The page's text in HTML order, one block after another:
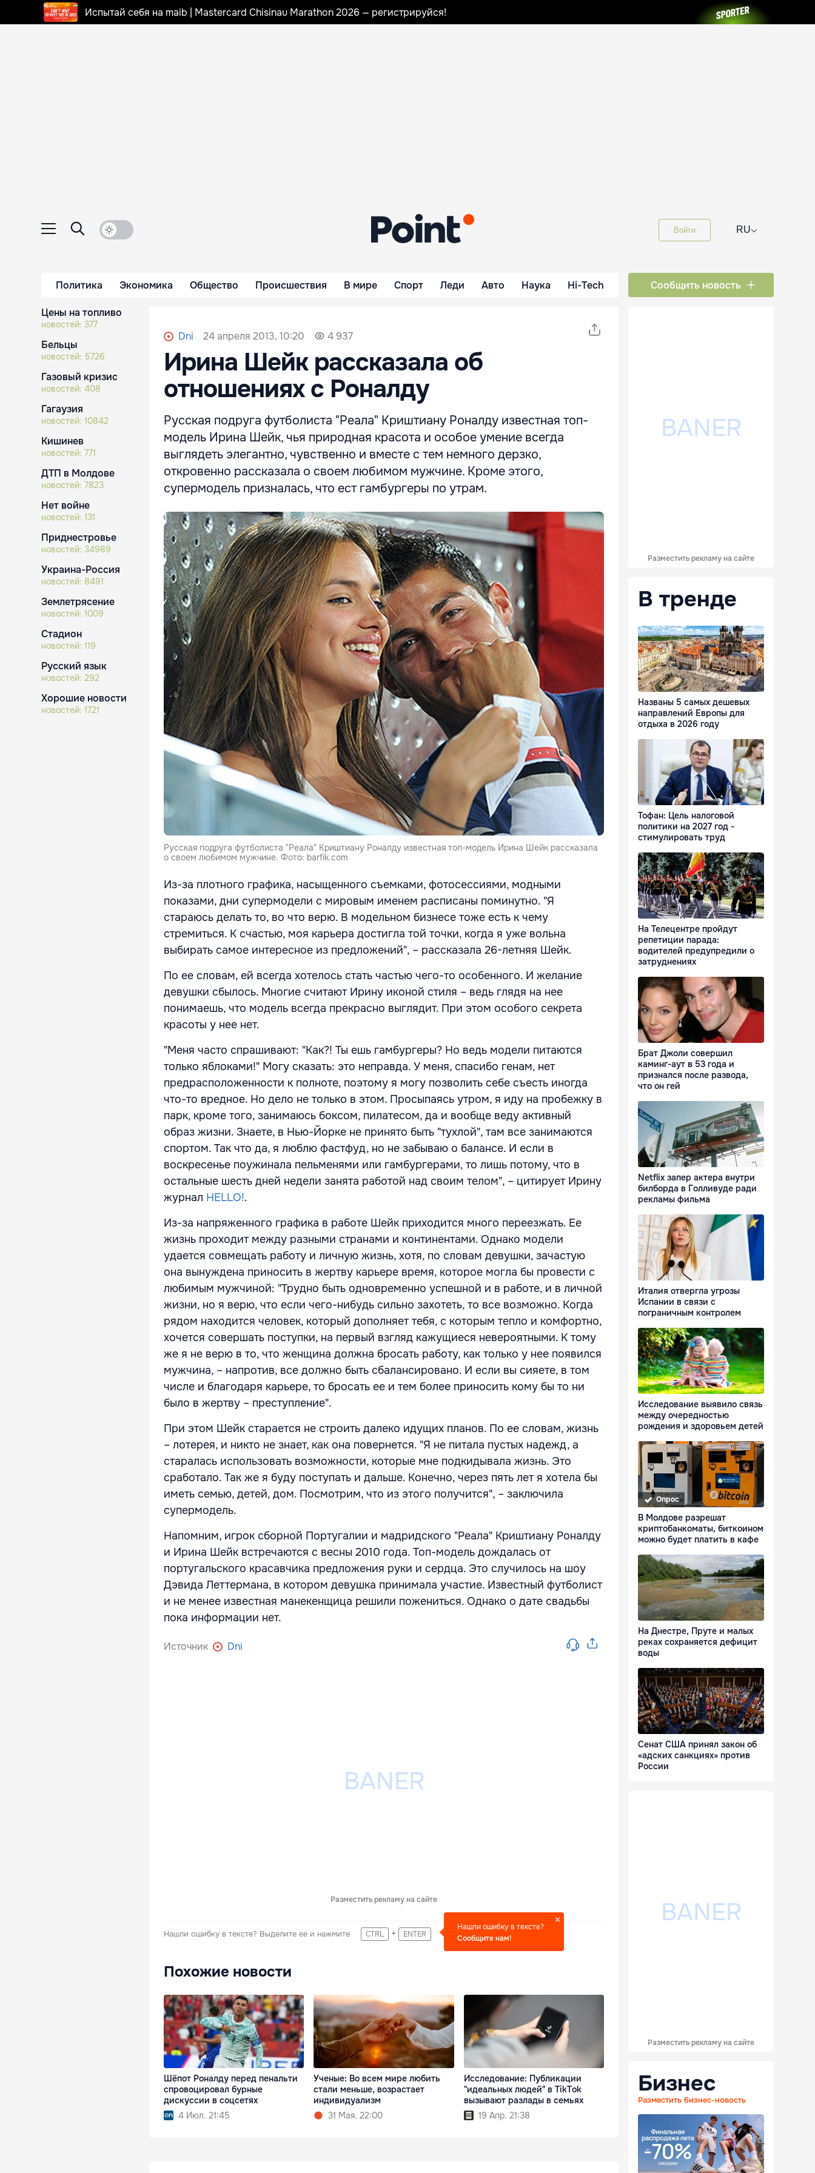
Испытай себя на maib | Mastercard Chisinau Marathon 2026 — регистрируйся!
Войти RU⌵
Политика Экономика Общество Происшествия В мире Спорт Леди Авто Наука Hi-Tech Сообщить новость
Цены на топливо
новостей: 377
Бельцы
новостей: 5726
Газовый кризис
новостей: 408
Гагаузия
новостей: 10842
Кишинев
новостей: 771
ДТП в Молдове
новостей: 7823
Нет войне
новостей: 131
Приднестровье
новостей: 34989
Украина-Россия
новостей: 8491
Землетрясение
новостей: 1009
Стадион
новостей: 119
Русский язык
новостей: 292
Хорошие новости
новостей: 1721
Dni 24 апреля 2013, 10:20 4 937
Ирина Шейк рассказала об
отношениях с Роналду
Русская подруга футболиста "Реала" Криштиану Роналду известная топ-
модель Ирина Шейк, чья природная красота и особое умение всегда
выглядеть элегантно, чувственно и вместе с тем немного дерзко,
откровенно рассказала о своем любимом мужчине. Кроме этого,
супермодель призналась, что ест гамбургеры по утрам.
Русская подруга футболиста "Реала" Криштиану Роналду известная топ-модель Ирина Шейк рассказала
о своем любимом мужчине. Фото: barfik.com
Из-за плотного графика, насыщенного съемками, фотосессиями, модными
показами, дни супермодели с мировым именем расписаны поминутно. "Я
стараюсь делать то, во что верю. В модельном бизнесе тоже есть к чему
стремиться. К счастью, моя карьера достигла той точки, когда я уже вольна
выбирать самое интересное из предложений", – рассказала 26-летняя Шейк.
По ее словам, ей всегда хотелось стать частью чего-то особенного. И желание
девушки сбылось. Многие считают Ирину иконой стиля – ведь глядя на нее
понимаешь, что модель всегда прекрасно выглядит. При этом особого секрета
красоты у нее нет.
"Меня часто спрашивают: "Как?! Ты ешь гамбургеры? Но ведь модели питаются
только яблоками!" Могу сказать: это неправда. У меня, спасибо генам, нет
предрасположенности к полноте, поэтому я могу позволить себе съесть иногда
что-то вредное. Но дело не только в этом. Просыпаясь утром, я иду на пробежку в
парк, кроме того, занимаюсь боксом, пилатесом, да и вообще веду активный
образ жизни. Знаете, в Нью-Йорке не принято быть "тухлой", там все занимаются
спортом. Так что да, я люблю фастфуд, но не забываю о балансе. И если в
воскресенье поужинала пельменями или гамбургерами, то лишь потому, что в
остальные шесть дней недели занята работой над своим телом", – цитирует Ирину
журнал HELLO!.
Из-за напряженного графика в работе Шейк приходится много переезжать. Ее
жизнь проходит между разными странами и континентами. Однако модели
удается совмещать работу и личную жизнь, хотя, по словам девушки, зачастую
она вынуждена приносить в жертву карьере время, которое могла бы провести с
любимым мужчиной: "Трудно быть одновременно успешной и в работе, и в личной
жизни, но я верю, что если чего-нибудь сильно захотеть, то все возможно. Когда
рядом находится человек, который дополняет тебя, с которым тепло и комфортно,
хочется совершать поступки, на первый взгляд кажущиеся невероятными. К тому
же я не верю в то, что женщина должна бросать работу, как только у нее появился
мужчина, – напротив, все должно быть сбалансировано. И если вы сияете, в том
числе и благодаря карьере, то бросать ее и тем более приносить кому бы то ни
было в жертву – преступление".
При этом Шейк старается не строить далеко идущих планов. По ее словам, жизнь
– лотерея, и никто не знает, как она повернется. "Я не питала пустых надежд, а
старалась использовать возможности, которые мне подкидывала жизнь. Это
сработало. Так же я буду поступать и дальше. Конечно, через пять лет я хотела бы
иметь семью, детей, дом. Посмотрим, что из этого получится", – заключила
супермодель.
Напомним, игрок сборной Португалии и мадридского "Реала" Криштиану Роналду
и Ирина Шейк встречаются с весны 2010 года. Топ-модель дождалась от
португальского красавчика предложения руки и сердца. Это случилось на шоу
Дэвида Леттермана, в котором девушка принимала участие. Известный футболист
и не менее известная манекенщица решили пожениться. Однако о дате свадьбы
пока информации нет.
Источник Dni
Разместить рекламу на сайте
Нашли ошибку в тексте? Выделите ее и нажмите CTRL + ENTER
Нашли ошибку в тексте?
Сообщите нам!
Похожие новости
Шёпот Роналду перед пенальти
спровоцировал бурные
дискуссии в соцсетях
4 Июл. 21:45
Ученые: Во всем мире любить
стали меньше, возрастает
индивидуализм
31 Мая. 22:00
Исследование: Публикации
"идеальных людей" в TikTok
вызывают разлады в семьях
19 Апр. 21:38
Разместить рекламу на сайте
В тренде
Названы 5 самых дешевых
направлений Европы для
отдыха в 2026 году
Тофан: Цель налоговой
политики на 2027 год -
стимулировать труд
На Телецентре пройдут
репетиции парада:
водителей предупредили о
затруднениях
Брат Джоли совершил
каминг-аут в 53 года и
признался после развода,
что он гей
Netflix запер актера внутри
билборда в Голливуде ради
рекламы фильма
Италия отвергла угрозы
Испании в связи с
пограничным контролем
Исследование выявило связь
между очередностью
рождения и здоровьем детей
Опрос
В Молдове разрешат
криптобанкоматы, биткоином
можно будет платить в кафе
На Днестре, Пруте и малых
реках сохраняется дефицит
воды
Сенат США принял закон об
«адских санкциях» против
России
Разместить рекламу на сайте
Бизнес
Разместить бизнес-новость